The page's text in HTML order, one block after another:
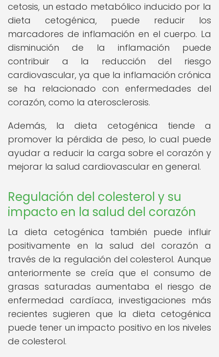
cetosis, un estado metabólico inducido por la
dieta cetogénica, puede reducir los
marcadores de inflamación en el cuerpo. La
disminución de la inflamación puede
contribuir a la reducción del riesgo
cardiovascular, ya que la inflamación crónica
se ha relacionado con enfermedades del
corazón, como la aterosclerosis.
Además, la dieta cetogénica tiende a
promover la pérdida de peso, lo cual puede
ayudar a reducir la carga sobre el corazón y
mejorar la salud cardiovascular en general.
Regulación del colesterol y su
impacto en la salud del corazón
La dieta cetogénica también puede influir
positivamente en la salud del corazón a
través de la regulación del colesterol. Aunque
anteriormente se creía que el consumo de
grasas saturadas aumentaba el riesgo de
enfermedad cardíaca, investigaciones más
recientes sugieren que la dieta cetogénica
puede tener un impacto positivo en los niveles
de colesterol.